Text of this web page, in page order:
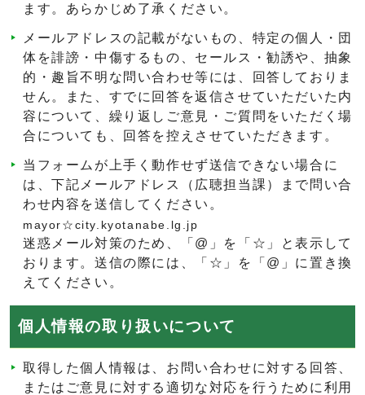
ます。あらかじめ了承ください。
メールアドレスの記載がないもの、特定の個人・団
体を誹謗・中傷するもの、セールス・勧誘や、抽象
的・趣旨不明な問い合わせ等には、回答しておりま
せん。また、すでに回答を返信させていただいた内
容について、繰り返しご意見・ご質問をいただく場
合についても、回答を控えさせていただきます。
当フォームが上手く動作せず送信できない場合に
は、下記メールアドレス（広聴担当課）まで問い合
わせ内容を送信してください。
mayor☆city.kyotanabe.lg.jp
迷惑メール対策のため、「@」を「☆」と表示して
おります。送信の際には、「☆」を「@」に置き換
えてください。
個人情報の取り扱いについて
取得した個人情報は、お問い合わせに対する回答、
またはご意見に対する適切な対応を行うために利用